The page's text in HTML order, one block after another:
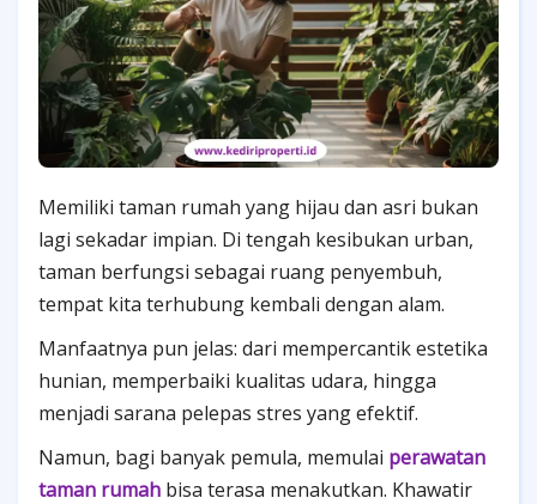
Memiliki taman rumah yang hijau dan asri bukan
lagi sekadar impian. Di tengah kesibukan urban,
taman berfungsi sebagai ruang penyembuh,
tempat kita terhubung kembali dengan alam.
Manfaatnya pun jelas: dari mempercantik estetika
hunian, memperbaiki kualitas udara, hingga
menjadi sarana pelepas stres yang efektif.
Namun, bagi banyak pemula, memulai perawatan
taman rumah bisa terasa menakutkan. Khawatir